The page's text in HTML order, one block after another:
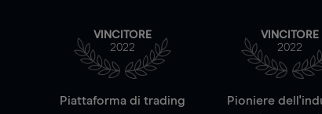
VINCITORE
2022
Piattaforma di trading
VINCITORE
2022
Pioniere